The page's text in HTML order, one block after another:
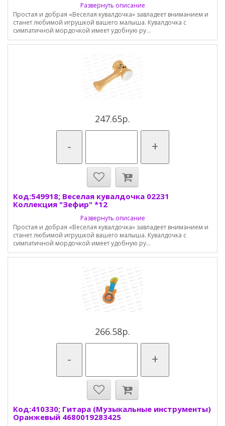
Развернуть описание
Простая и добрая «Веселая кувалдочка» завладеет вниманием и
станет любимой игрушкой вашего малыша. Кувалдочка с
симпатичной мордочкой имеет удобную ру...
247.65р.
- +
Код:549918; Веселая кувалдочка 02231
Коллекция "Зефир" *12
Развернуть описание
Простая и добрая «Веселая кувалдочка» завладеет вниманием и
станет любимой игрушкой вашего малыша. Кувалдочка с
симпатичной мордочкой имеет удобную ру...
266.58р.
- +
Код:410330; Гитара (Музыкальные инструменты)
Оранжевый 4680019283425